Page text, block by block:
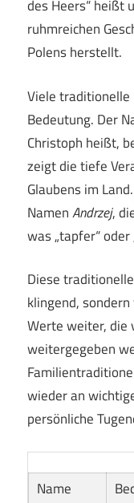
des Heers“ heißt
ruhmreichen
Polens herstellt.
Viele traditionelle
Bedeutung. Der
Christoph heißt,
zeigt die tiefe
Glaubens im
NamenAndrzej,
was „tapfer“
Diese
klingend,
Werte weiter, die
weitergegeben
wieder an
persönliche
Name